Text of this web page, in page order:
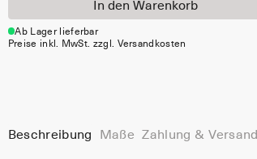
In den Warenkorb
Ab Lager lieferbar
Preise inkl. MwSt. zzgl. Versandkosten
Beschreibung Maße Zahlung & Versand